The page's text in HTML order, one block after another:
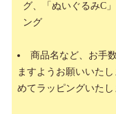
グ、「ぬいぐるみC
ング
商品名など、お手
ますようお願いいた
めてラッピングいたし